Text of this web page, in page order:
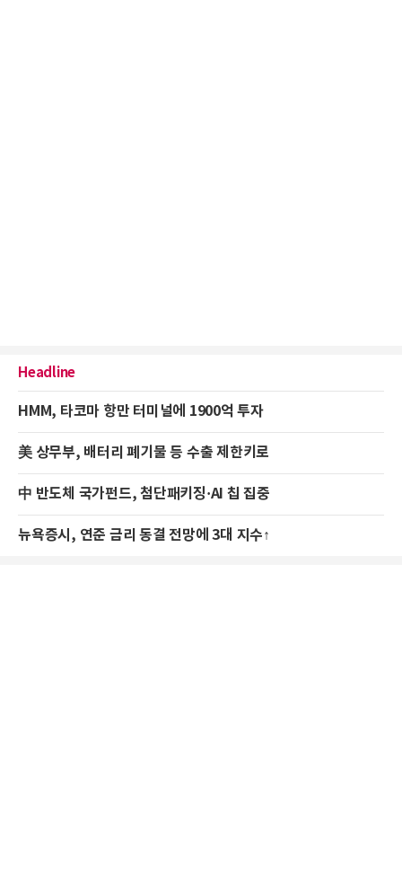
Headline
HMM, 타코마 항만 터미널에 1900억 투자
美 상무부, 배터리 폐기물 등 수출 제한키로
中 반도체 국가펀드, 첨단패키징·AI 칩 집중
뉴욕증시, 연준 금리 동결 전망에 3대 지수↑